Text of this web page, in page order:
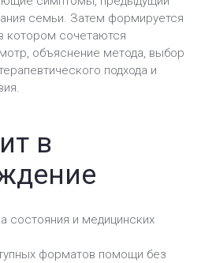
семьи. Затем формируется
котором сочетаются
объяснение метода, выбор
подхода и
в
состояния и медицинских
форматов помощи без